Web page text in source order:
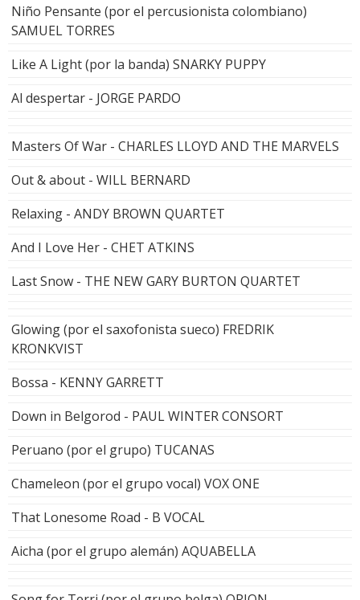
Niño Pensante (por el percusionista colombiano)
SAMUEL TORRES
Like A Light (por la banda) SNARKY PUPPY
Al despertar - JORGE PARDO
Masters Of War - CHARLES LLOYD AND THE MARVELS
Out & about - WILL BERNARD
Relaxing - ANDY BROWN QUARTET
And I Love Her - CHET ATKINS
Last Snow - THE NEW GARY BURTON QUARTET
Glowing (por el saxofonista sueco) FREDRIK
KRONKVIST
Bossa - KENNY GARRETT
Down in Belgorod - PAUL WINTER CONSORT
Peruano (por el grupo) TUCANAS
Chameleon (por el grupo vocal) VOX ONE
That Lonesome Road - B VOCAL
Aicha (por el grupo alemán) AQUABELLA